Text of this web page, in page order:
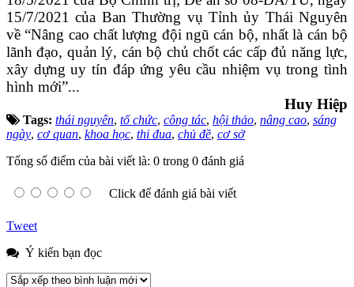
15/7/2021 của Ban Thường vụ Tỉnh ủy Thái Nguyên
về “Nâng cao chất lượng đội ngũ cán bộ, nhất là cán bộ
lãnh đạo, quản lý, cán bộ chủ chốt các cấp đủ năng lực,
xây dựng uy tín đáp ứng yêu cầu nhiệm vụ trong tình
hình mới”...
Huy Hiệp
Tags: thái nguyên, tổ chức, công tác, hội thảo, nâng cao, sáng
ngày, cơ quan, khoa học, thi đua, chủ đề, cơ sở
Tổng số điểm của bài viết là: 0 trong 0 đánh giá
Click để đánh giá bài viết
Tweet
Ý kiến bạn đọc